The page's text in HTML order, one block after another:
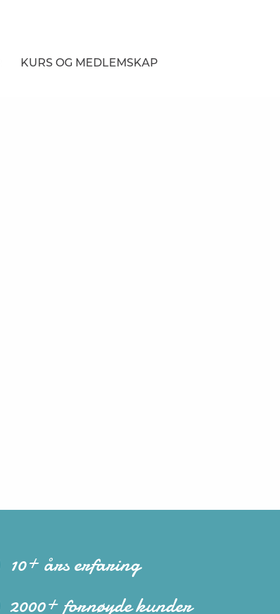
KURS OG MEDLEMSKAP
10+ års erfaring
2000+ fornøyde kunder